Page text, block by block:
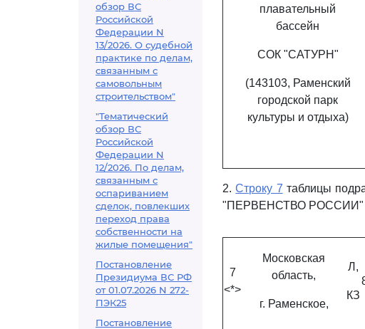
обзор ВС
Российской
Федерации N
13/2026. О судебной
практике по делам,
связанным с
самовольным
строительством"
"Тематический
обзор ВС
Российской
Федерации N
12/2026. По делам,
связанным с
оспариванием
сделок, повлекших
переход права
собственности на
жилые помещения"
Постановление
Президиума ВС РФ
от 01.07.2026 N 272-
ПЭК25
Постановление
плавательный
бассейн
СОК "САТУРН"
(143103, Раменский
городской парк
культуры и отдыха)
2.Строку 7 таблицы
"ПЕРВЕНСТВО РОССИИ"
7
<*>
Московская
область,
г. Раменское,
Л,
КЗ